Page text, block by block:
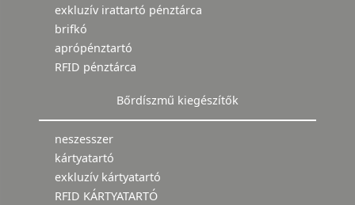
exkluzív irattartó pénztárca
brifkó
aprópénztartó
RFID pénztárca
Bőrdíszmű kiegészítők
neszesszer
kártyatartó
exkluzív kártyatartó
RFID KÁRTYATARTÓ